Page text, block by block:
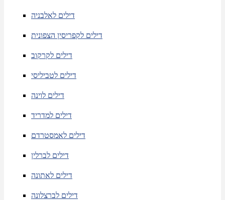
דילים לאלבניה
דילים לקפריסין הצפונית
דילים לקרקוב
דילים לטביליסי
דילים לוינה
דילים למדריד
דילים לאמסטרדם
דילים לברלין
דילים לאתונה
דילים לברצלונה